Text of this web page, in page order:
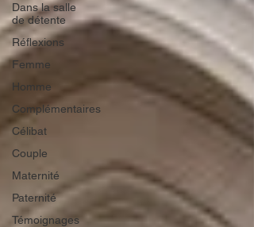
Dans la salle
de détente
Réflexions
Femme
Homme
Complémentaires
Célibat
Couple
Maternité
Paternité
Témoignages